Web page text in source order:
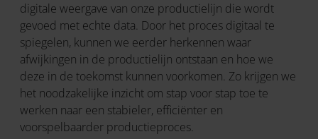
digitale weergave van onze productielijn die wordt
gevoed met echte data. Door het proces digitaal te
spiegelen, kunnen we eerder herkennen waar
afwijkingen in de productielijn ontstaan en hoe we
deze in de toekomst kunnen voorkomen. Zo krijgen we
het noodzakelijke inzicht om stap voor stap toe te
werken naar een stabieler, efficiënter en
voorspelbaarder productieproces.